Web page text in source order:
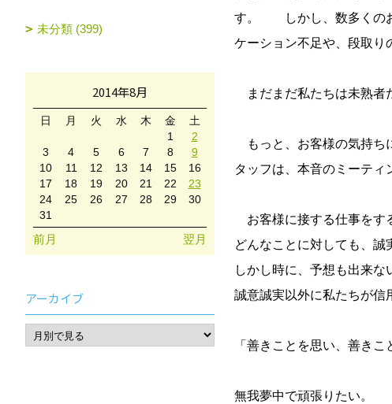
す。 しかし、数多くのお
ケーション不足や、段取り
まだまだ私たちは未熟者
もっと、お客様の気持ち
タッフは、本音のミーティ
お客様に接する仕事をす
どんなことに対しても、誠
しかし時に、予想も出来な
誠意誠実以外に私たちが信
「善きことを思い、善き
無我夢中で頑張りたい。
未分類 (399)
2014年8月
日 月 火 水 木 金
土
1
2
3
4 5 6 7 8
9
10
11 12 13 14 15
16
17
18 19 20 21 22
23
24
25 26 27 28 29
30
31
前月 翌月
アーカイブ